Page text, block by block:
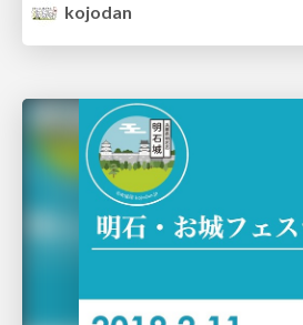
kojodan